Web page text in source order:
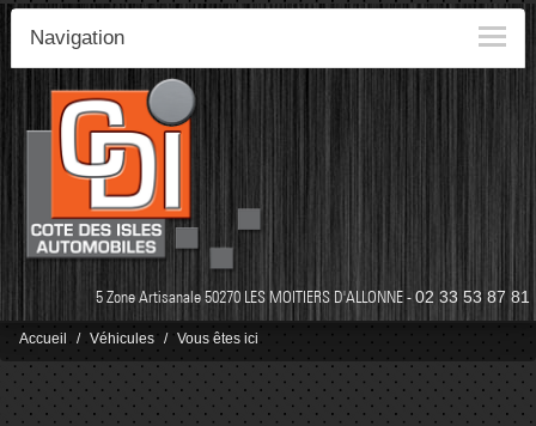
5 Zone Artisanale 50270 LES MOITIERS D'ALLONNE -02 33 53 87 81
Navigation
Accueil Véhicules Vous êtes ici